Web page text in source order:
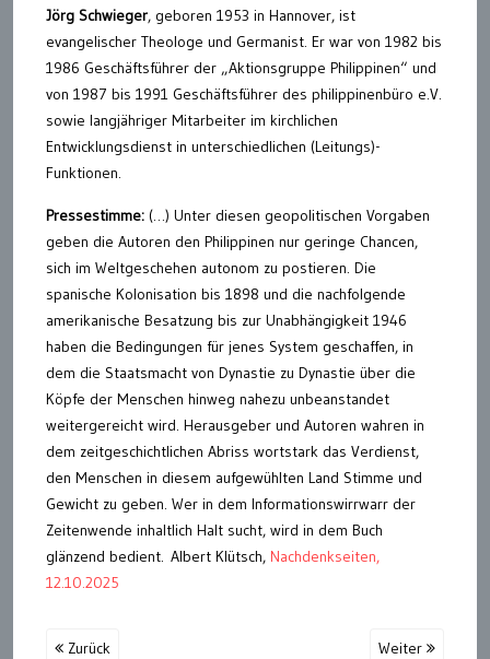
Jörg Schwieger, geboren 1953 in Hannover, ist
evangelischer Theologe und Germanist. Er war von 1982 bis
1986 Geschäftsführer der „Aktionsgruppe Philippinen“ und
von 1987 bis 1991 Geschäftsführer des philippinenbüro e.V.
sowie langjähriger Mitarbeiter im kirchlichen
Entwicklungsdienst in unterschiedlichen (Leitungs)-
Funktionen.
Pressestimme: (…) Unter diesen geopolitischen Vorgaben
geben die Autoren den Philippinen nur geringe Chancen,
sich im Weltgeschehen autonom zu postieren. Die
spanische Kolonisation bis 1898 und die nachfolgende
amerikanische Besatzung bis zur Unabhängigkeit 1946
haben die Bedingungen für jenes System geschaffen, in
dem die Staatsmacht von Dynastie zu Dynastie über die
Köpfe der Menschen hinweg nahezu unbeanstandet
weitergereicht wird. Herausgeber und Autoren wahren in
dem zeitgeschichtlichen Abriss wortstark das Verdienst,
den Menschen in diesem aufgewühlten Land Stimme und
Gewicht zu geben. Wer in dem Informationswirrwarr der
Zeitenwende inhaltlich Halt sucht, wird in dem Buch
glänzend bedient. Albert Klütsch, Nachdenkseiten,
12.10.2025
Zurück Weiter